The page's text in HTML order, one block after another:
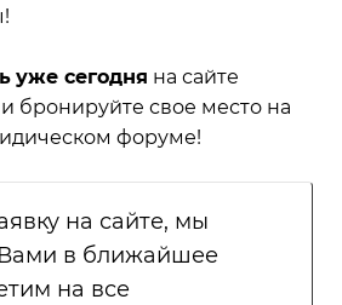
на сайте, мы
в ближайшее
на все
уже сегодня на сайте
и бронируйте свое место на
форуме!